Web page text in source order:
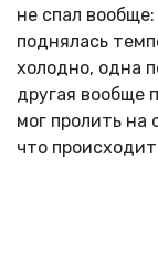
не спал
поднялась
холодно, одна
другая вообще
мог пролить на
что